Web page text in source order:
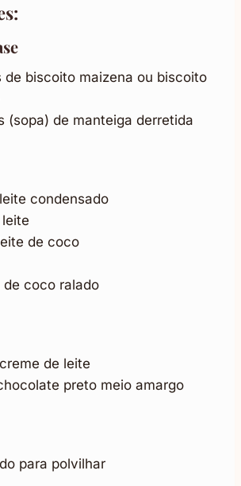
de biscoito maizena ou biscoito
(sopa) de manteiga derretida
condensado
leite
de coco
de coco ralado
de leite
preto meio amargo
para polvilhar